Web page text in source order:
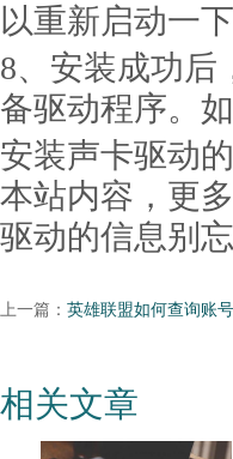
以重新启动一
8、安装成功后
备驱动程序。
安装声卡驱动
本站内容，更
驱动的信息别
上一篇： 英雄联盟如何查询账
相关文章